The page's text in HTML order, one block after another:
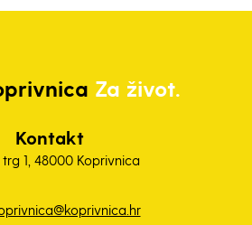
Za život.
Kontakt
trg 1, 48000 Koprivnica